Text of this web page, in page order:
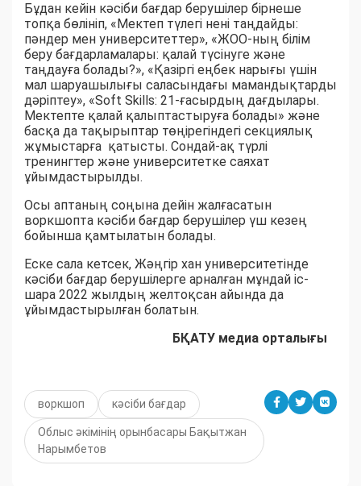
Бұдан кейін кәсіби бағдар берушілер бірнеше
топқа бөлініп, «Мектеп түлегі нені таңдайды:
пәндер мен университеттер», «ЖОО-ның білім
беру бағдарламалары: қалай түсінуге және
таңдауға болады?», «Қазіргі еңбек нарығы үшін
мал шаруашылығы саласындағы мамандықтарды
дәріптеу», «Soft Skills: 21-ғасырдың дағдылары.
Мектепте қалай қалыптастыруға болады» және
басқа да тақырыптар төңірегіндегі секциялық
жұмыстарға қатысты. Сондай-ақ түрлі
тренингтер және университетке саяхат
ұйымдастырылды.
Осы аптаның соңына дейін жалғасатын
воркшопта кәсіби бағдар берушілер үш кезең
бойынша қамтылатын болады.
Еске сала кетсек, Жәңгір хан университетінде
кәсіби бағдар берушілерге арналған мұндай іс-
шара 2022 жылдың желтоқсан айында да
ұйымдастырылған болатын.
БҚАТУ медиа орталығы
воркшоп кәсіби бағдар
Облыс әкімінің орынбасары Бақытжан
Нарымбетов